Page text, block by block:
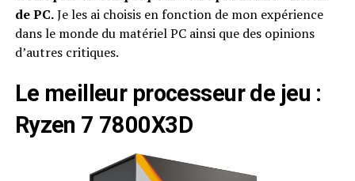
de PC.Je les ai choisis en fonction de mon expérience
dans le monde du matériel PC ainsi que des opinions
d’autres critiques.
Le meilleur processeur de jeu :
Ryzen 7 7800X3D